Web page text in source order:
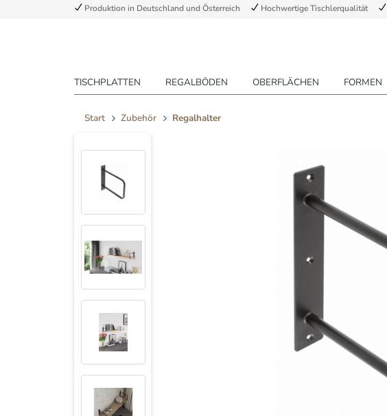
Produktion in Deutschland und Österreich Hochwertige Tischlerqualität
TISCHPLATTEN REGALBÖDEN OBERFLÄCHEN FORMEN
Start Zubehör Regalhalter